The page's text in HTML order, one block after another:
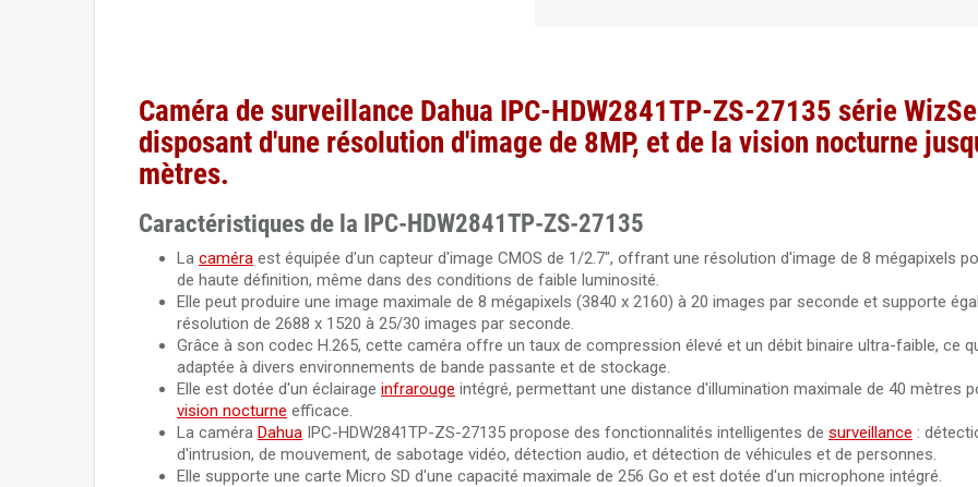
Support de montage Dahua PFA106 en aluminium
Caméra de surveillance Dahua IPC-HDW2841TP-ZS-27135 série
disposant d'une résolution d'image de 8MP, et de la vision nocturne
mètres.
Caractéristiques de la IPC-HDW2841TP-ZS-27135
La caméra est équipée d'un capteur d'image CMOS de 1/2.7", offrant une résolution d'image de 8 mégapixels
de haute définition, même dans des conditions de faible luminosité.
Elle peut produire une image maximale de 8 mégapixels (3840 x 2160) à 20 images par seconde et supporte
résolution de 2688 x 1520 à 25/30 images par seconde.
Grâce à son codec H.265, cette caméra offre un taux de compression élevé et un débit binaire ultra-faible, ce
adaptée à divers environnements de bande passante et de stockage.
Elle est dotée d'un éclairage infrarouge intégré, permettant une distance d'illumination maximale de 40 mètres
vision nocturne efficace.
La caméra Dahua IPC-HDW2841TP-ZS-27135 propose des fonctionnalités intelligentes de surveillance :
d'intrusion, de mouvement, de sabotage vidéo, détection audio, et détection de véhicules et de personnes.
Elle supporte une carte Micro SD d'une capacité maximale de 256 Go et est dotée d'un microphone intégré.